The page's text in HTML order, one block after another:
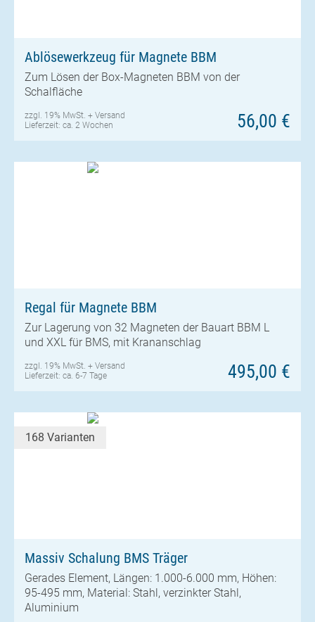
Ablösewerkzeug für Magnete BBM
Zum Lösen der Box-Magneten BBM von der
Schalfläche
56,00 €
zzgl. 19% MwSt. + Versand
Lieferzeit: ca. 2 Wochen
Regal für Magnete BBM
Zur Lagerung von 32 Magneten der Bauart BBM L
und XXL für BMS, mit Krananschlag
495,00 €
zzgl. 19% MwSt. + Versand
Lieferzeit: ca. 6-7 Tage
168 Varianten
Massiv Schalung BMS Träger
Gerades Element, Längen: 1.000-6.000 mm, Höhen:
95-495 mm, Material: Stahl, verzinkter Stahl,
Aluminium